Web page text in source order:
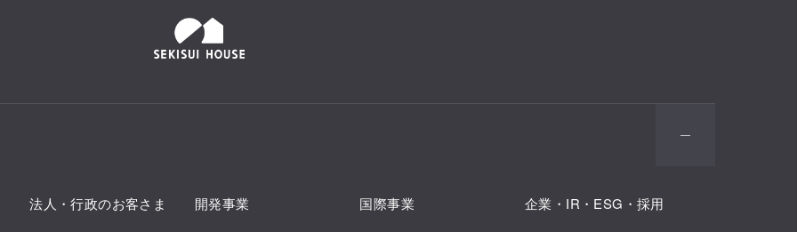
法人・行政のお客さま 開発事業 国際事業 企業・IR・ESG・採用